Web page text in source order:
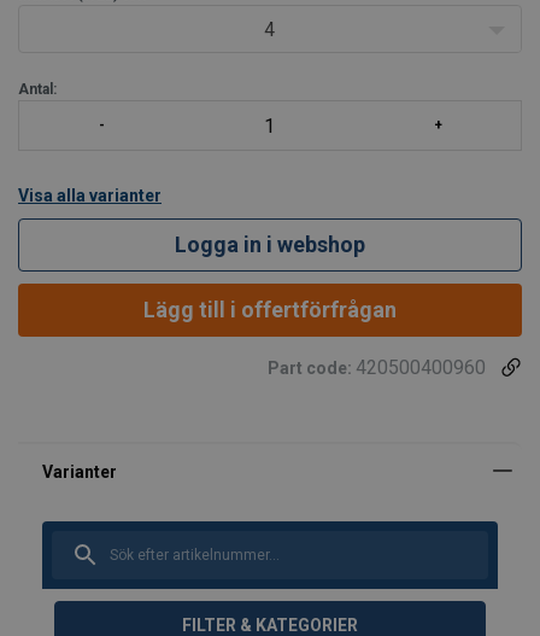
4
Antal:
Visa alla varianter
Logga in i webshop
Lägg till i offertförfrågan
Part code: 420500400960
FILTER & KATEGORIER